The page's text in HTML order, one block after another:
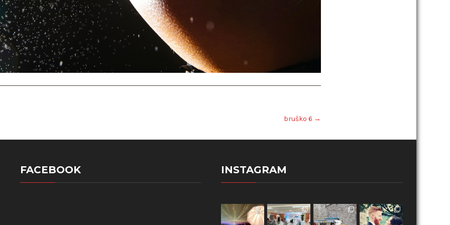
bruško 6 →
FACEBOOK INSTAGRAM